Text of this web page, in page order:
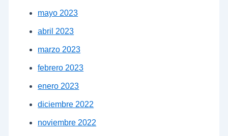
mayo 2023
abril 2023
marzo 2023
febrero 2023
enero 2023
diciembre 2022
noviembre 2022